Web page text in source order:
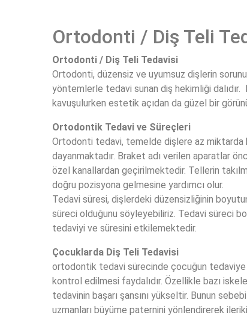
Ortodonti / Diş Teli
Ortodonti / Diş Teli Tedavisi
Ortodonti, düzensiz ve uyumsuz dişlerin
yöntemlerle tedavi sunan diş hekimliği dalıdır.
kavuşulurken estetik açıdan da güzel bir
Ortodontik Tedavi ve Süreçleri
Ortodonti tedavi, temelde dişlere az miktarda
dayanmaktadır. Braket adı verilen aparatlar
özel kanallardan geçirilmektedir. Tellerin
doğru pozisyona gelmesine yardımcı olur.
Tedavi süresi, dişlerdeki düzensizliğinin
süreci olduğunu söyleyebiliriz. Tedavi süreci
tedaviyi ve süresini etkilemektedir.
Çocuklarda Diş Teli Tedavisi
ortodontik tedavi sürecinde çocuğun tedaviye
kontrol edilmesi faydalıdır. Özellikle bazı
tedavinin başarı şansını yükseltir. Bunun
uzmanları büyüme paternini yönlendirerek